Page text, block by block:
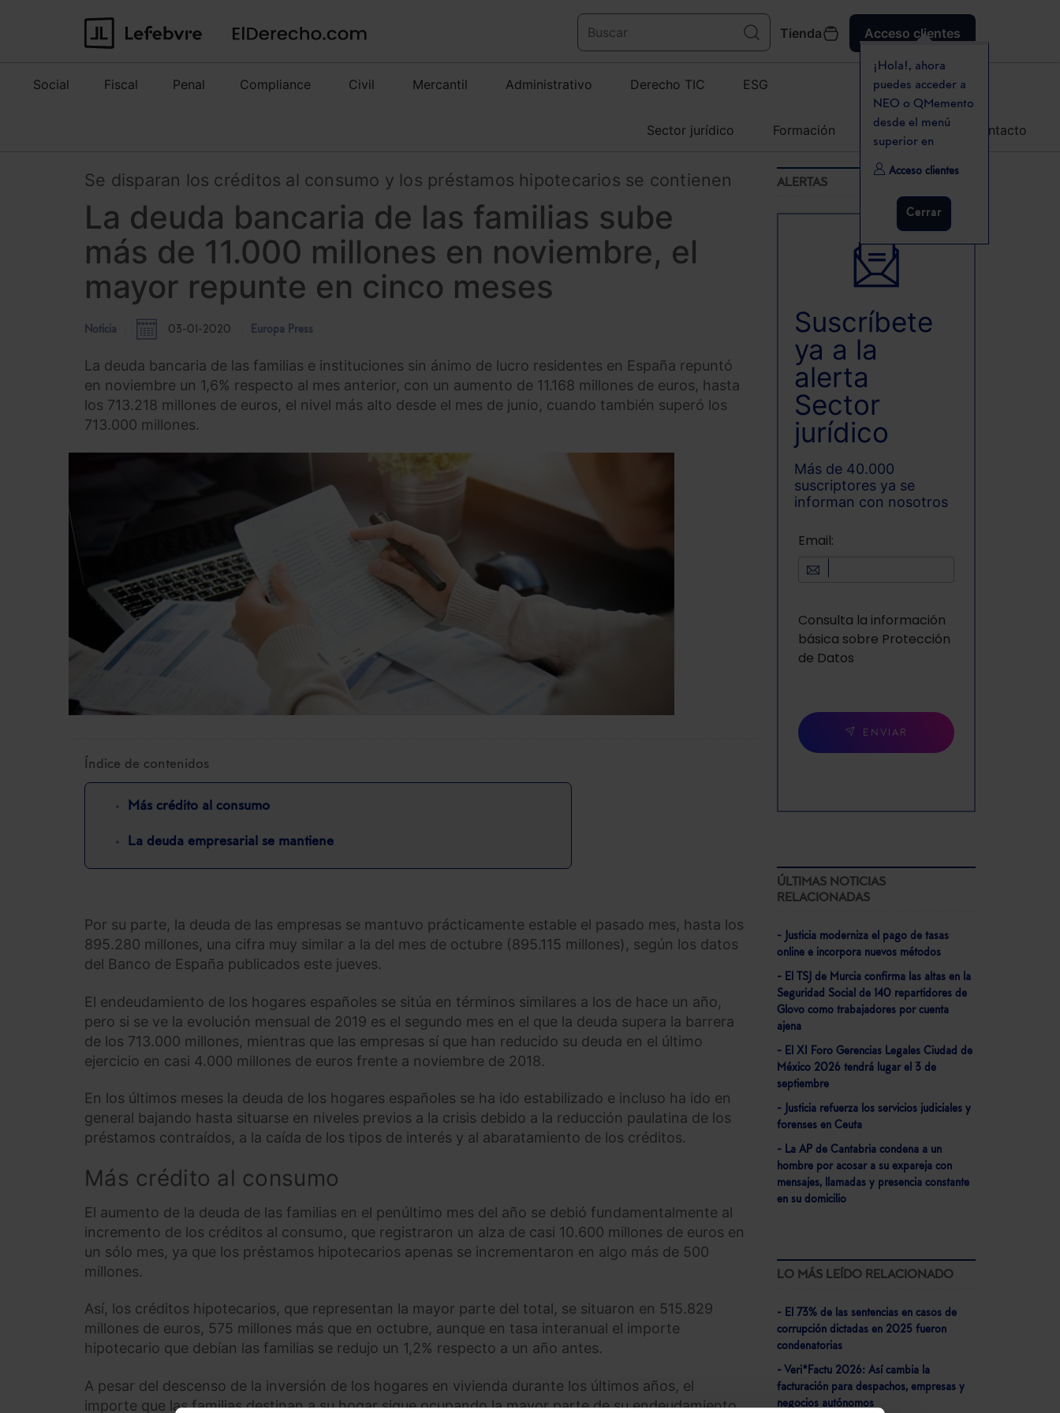
Tienda Acceso clientes
¡Hola!, ahora
puedes acceder a
NEO o QMemento
desde el menú
superior en
Acceso clientes
Cerrar
Social Fiscal Penal Compliance Civil Mercantil Administrativo Derecho TIC ESG
Sector jurídico Formación Agenda Contacto
Se disparan los créditos al consumo y los préstamos hipotecarios se contienen
La deuda bancaria de las familias sube
más de 11.000 millones en noviembre, el
mayor repunte en cinco meses
Noticia 03-01-2020 Europa Press
La deuda bancaria de las familias e instituciones sin ánimo de lucro residentes en España repuntó
en noviembre un 1,6% respecto al mes anterior, con un aumento de 11.168 millones de euros, hasta
los 713.218 millones de euros, el nivel más alto desde el mes de junio, cuando también superó los
713.000 millones.
Índice de contenidos
Más crédito al consumo
La deuda empresarial se mantiene
Por su parte, la deuda de las empresas se mantuvo prácticamente estable el pasado mes, hasta los
895.280 millones, una cifra muy similar a la del mes de octubre (895.115 millones), según los datos
del Banco de España publicados este jueves.
El endeudamiento de los hogares españoles se sitúa en términos similares a los de hace un año,
pero si se ve la evolución mensual de 2019 es el segundo mes en el que la deuda supera la barrera
de los 713.000 millones, mientras que las empresas sí que han reducido su deuda en el último
ejercicio en casi 4.000 millones de euros frente a noviembre de 2018.
En los últimos meses la deuda de los hogares españoles se ha ido estabilizado e incluso ha ido en
general bajando hasta situarse en niveles previos a la crisis debido a la reducción paulatina de los
préstamos contraídos, a la caída de los tipos de interés y al abaratamiento de los créditos.
Más crédito al consumo
El aumento de la deuda de las familias en el penúltimo mes del año se debió fundamentalmente al
incremento de los créditos al consumo, que registraron un alza de casi 10.600 millones de euros en
un sólo mes, ya que los préstamos hipotecarios apenas se incrementaron en algo más de 500
millones.
Así, los créditos hipotecarios, que representan la mayor parte del total, se situaron en 515.829
millones de euros, 575 millones más que en octubre, aunque en tasa interanual el importe
hipotecario que debían las familias se redujo un 1,2% respecto a un año antes.
A pesar del descenso de la inversión de los hogares en vivienda durante los últimos años, el
importe que las familias destinan a su hogar sigue ocupando la mayor parte de su endeudamiento,
ALERTAS
Suscríbete
ya a la
alerta
Sector
jurídico
Más de 40.000
suscriptores ya se
informan con nosotros
Email:
Consulta la información
básica sobre Protección
de Datos
ENVIAR
ÚLTIMAS NOTICIAS
RELACIONADAS
- Justicia moderniza el pago de tasas
online e incorpora nuevos métodos
- El TSJ de Murcia confirma las altas en la
Seguridad Social de 140 repartidores de
Glovo como trabajadores por cuenta
ajena
- El XI Foro Gerencias Legales Ciudad de
México 2026 tendrá lugar el 3 de
septiembre
- Justicia refuerza los servicios judiciales y
forenses en Ceuta
- La AP de Cantabria condena a un
hombre por acosar a su expareja con
mensajes, llamadas y presencia constante
en su domicilio
LO MÁS LEÍDO RELACIONADO
- El 73% de las sentencias en casos de
corrupción dictadas en 2025 fueron
condenatorias
- Veri*Factu 2026: Así cambia la
facturación para despachos, empresas y
negocios autónomos